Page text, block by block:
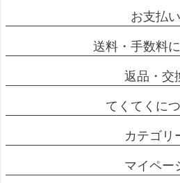
お支払い
送料・手数料
返品・交
てくてくに
カテゴリ
マイペー